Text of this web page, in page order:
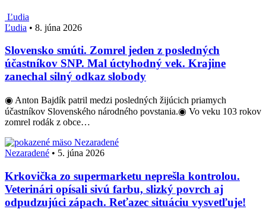
Ľudia
Ľudia • 8. júna 2026
Slovensko smúti. Zomrel jeden z posledných
účastníkov SNP. Mal úctyhodný vek. Krajine
zanechal silný odkaz slobody
◉ Anton Bajdík patril medzi posledných žijúcich priamych
účastníkov Slovenského národného povstania.◉ Vo veku 103 rokov
zomrel rodák z obce…
Nezaradené
Nezaradené • 5. júna 2026
Krkovička zo supermarketu neprešla kontrolou.
Veterinári opísali sivú farbu, slizký povrch aj
odpudzujúci zápach. Reťazec situáciu vysvetľuje!